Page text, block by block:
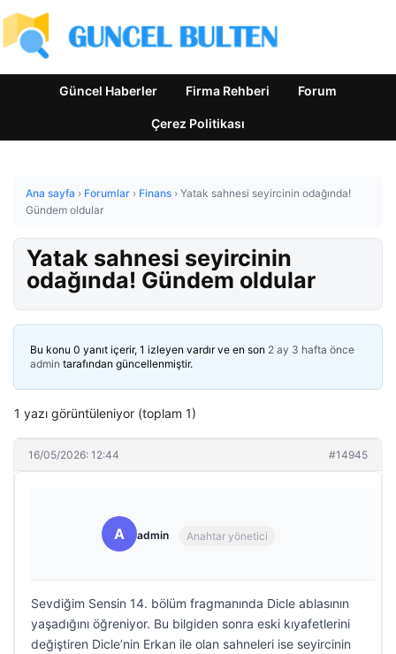
Güncel Haberler Firma Rehberi Forum
Çerez Politikası
Ana sayfa › Forumlar › Finans › Yatak sahnesi seyircinin odağında!
Gündem oldular
Yatak sahnesi seyircinin
odağında! Gündem oldular
Bu konu 0 yanıt içerir, 1 izleyen vardır ve en son 2 ay 3 hafta önce
admin tarafından güncellenmiştir.
1 yazı görüntüleniyor (toplam 1)
16/05/2026: 12:44 #14945
A admin Anahtar yönetici
Sevdiğim Sensin 14. bölüm fragmanında Dicle ablasının
yaşadığını öğreniyor. Bu bilgiden sonra eski kıyafetlerini
değiştiren Dicle’nin Erkan ile olan sahneleri ise seyircinin